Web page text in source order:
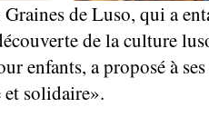
de Luso, qui a
de la culture
enfants, a proposé à
et solidaire».